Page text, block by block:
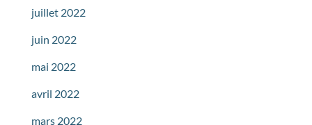
juillet 2022
juin 2022
mai 2022
avril 2022
mars 2022